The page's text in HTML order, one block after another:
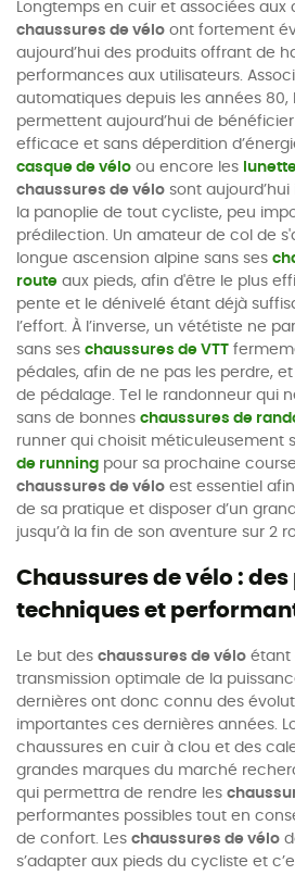
Longtemps en cuir et associées aux
chaussures de vélo ont fortement
aujourd’hui des produits offrant de
performances aux utilisateurs.
automatiques depuis les années 80,
permettent aujourd’hui de bénéficier
efficace et sans déperdition
casque de vélo ou encore les
chaussures de vélo sont
la panoplie de tout cycliste, peu
prédilection. Un amateur de col de
longue ascension alpine sans ses
route aux pieds, afin d'être le plus
pente et le dénivelé étant déjà
l’effort. À l’inverse, un vététiste ne
sans ses chaussures de VTT
pédales, afin de ne pas les perdre,
de pédalage. Tel le randonneur qui
sans de bonnes chaussures de
runner qui choisit méticuleusement
de running pour sa prochaine
chaussures de vélo est essentiel
de sa pratique et disposer d’un
jusqu’à la fin de son aventure sur 2
Chaussures de vélo :
techniques et
Le but des chaussures de vélo étant
transmission optimale de la
dernières ont donc connu des
importantes ces dernières années.
chaussures en cuir à clou et des
grandes marques du marché
qui permettra de rendre les
performantes possibles tout en
de confort. Les chaussures de vélo
s’adapter aux pieds du cycliste et